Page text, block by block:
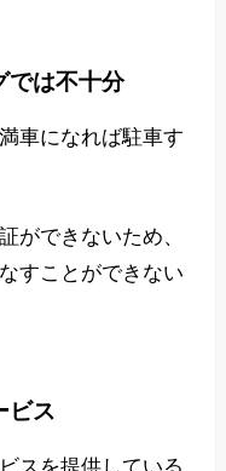
では不十分
車になれば駐車す
ができないため、
すことができない
ビス